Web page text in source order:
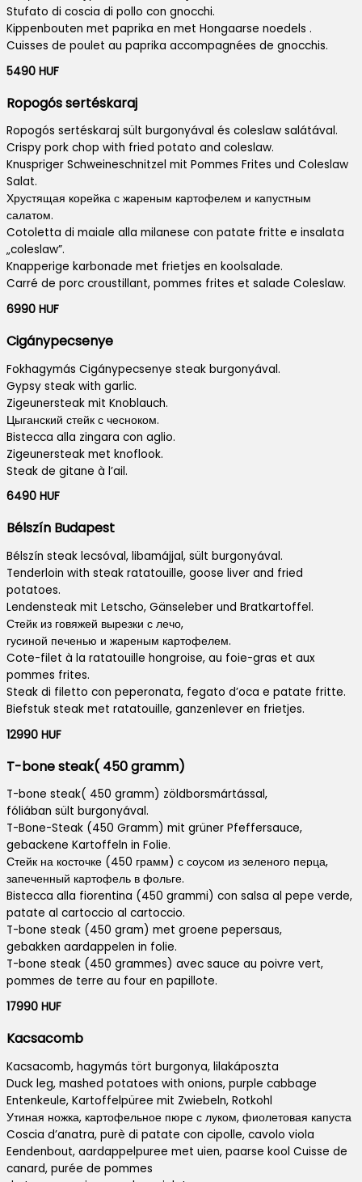
Stufato di coscia di pollo con gnocchi.
Kippenbouten met paprika en met Hongaarse noedels .
Cuisses de poulet au paprika accompagnées de gnocchis.
5490 HUF
Ropogós sertéskaraj
Ropogós sertéskaraj sült burgonyával és coleslaw salátával.
Crispy pork chop with fried potato and coleslaw.
Knuspriger Schweineschnitzel mit Pommes Frites und Coleslaw
Salat.
Хрустящая корейка с жареным картофелем и капустным
салатом.
Cotoletta di maiale alla milanese con patate fritte e insalata
„coleslaw”.
Knapperige karbonade met frietjes en koolsalade.
Carré de porc croustillant, pommes frites et salade Coleslaw.
6990 HUF
Cigánypecsenye
Fokhagymás Cigánypecsenye steak burgonyával.
Gypsy steak with garlic.
Zigeunersteak mit Knoblauch.
Цыганский стейк с чесноком.
Bistecca alla zingara con aglio.
Zigeunersteak met knoflook.
Steak de gitane à l’ail.
6490 HUF
Bélszín Budapest
Bélszín steak lecsóval, libamájjal, sült burgonyával.
Tenderloin with steak ratatouille, goose liver and fried
potatoes.
Lendensteak mit Letscho, Gänseleber und Bratkartoffel.
Стейк из говяжей вырезки с лечо,
гусиной печенью и жареным картофелем.
Cote-filet à la ratatouille hongroise, au foie-gras et aux
pommes frites.
Steak di filetto con peperonata, fegato d’oca e patate fritte.
Biefstuk steak met ratatouille, ganzenlever en frietjes.
12990 HUF
T-bone steak( 450 gramm)
T-bone steak( 450 gramm) zöldborsmártással,
fóliában sült burgonyával.
T-Bone-Steak (450 Gramm) mit grüner Pfeffersauce,
gebackene Kartoffeln in Folie.
Стейк на косточке (450 грамм) с соусом из зеленого перца,
запеченный картофель в фольге.
Bistecca alla fiorentina (450 grammi) con salsa al pepe verde,
patate al cartoccio al cartoccio.
T-bone steak (450 gram) met groene pepersaus,
gebakken aardappelen in folie.
T-bone steak (450 grammes) avec sauce au poivre vert,
pommes de terre au four en papillote.
17990 HUF
Kacsacomb
Kacsacomb, hagymás tört burgonya, lilakáposzta
Duck leg, mashed potatoes with onions, purple cabbage
Entenkeule, Kartoffelpüree mit Zwiebeln, Rotkohl
Утиная ножка, картофельное пюре с луком, фиолетовая капуста
Coscia d’anatra, purè di patate con cipolle, cavolo viola
Eendenbout, aardappelpuree met uien, paarse kool Cuisse de
canard, purée de pommes